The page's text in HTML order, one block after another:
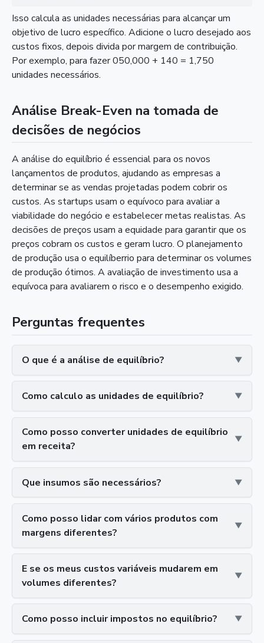
Isso calcula as unidades necessárias para alcançar um
objetivo de lucro específico. Adicione o lucro desejado aos
custos fixos, depois divida por margem de contribuição.
Por exemplo, para fazer 050,000 + 140 = 1,750
unidades necessários.
Análise Break-Even na tomada de
decisões de negócios
A análise do equilíbrio é essencial para os novos
lançamentos de produtos, ajudando as empresas a
determinar se as vendas projetadas podem cobrir os
custos. As startups usam o equívoco para avaliar a
viabilidade do negócio e estabelecer metas realistas. As
decisões de preços usam a equidade para garantir que os
preços cobram os custos e geram lucro. O planejamento
de produção usa o equilíberrio para determinar os volumes
de produção ótimos. A avaliação de investimento usa a
equívoca para avaliarem o risco e o desempenho exigido.
Perguntas frequentes
O que é a análise de equilíbrio?
Como calculo as unidades de equilíbrio?
Como posso converter unidades de equilíbrio
em receita?
Que insumos são necessários?
Como posso lidar com vários produtos com
margens diferentes?
E se os meus custos variáveis mudarem em
volumes diferentes?
Como posso incluir impostos no equilíbrio?